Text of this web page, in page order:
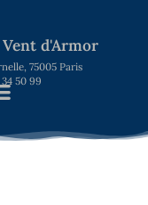
d'Armor
75005 Paris
34 50 99